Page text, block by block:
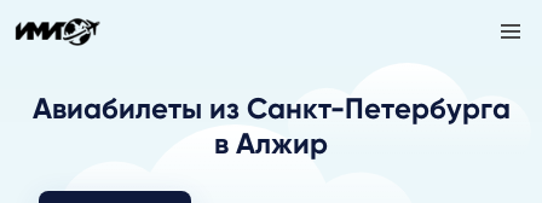
Авиабилеты из Санкт-Петербурга
в Алжир